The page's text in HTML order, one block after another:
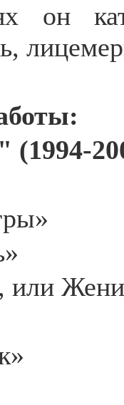
он
(1994-
или